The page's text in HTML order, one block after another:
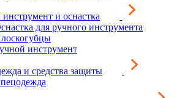
и оснастка
для ручного инструмента
инструмент
и средства защиты